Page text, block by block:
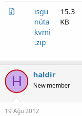
a
h
i
isgü
nüta
kvmi
.zip
15.3
KB
H haldir
New member
19 Ağu 2012